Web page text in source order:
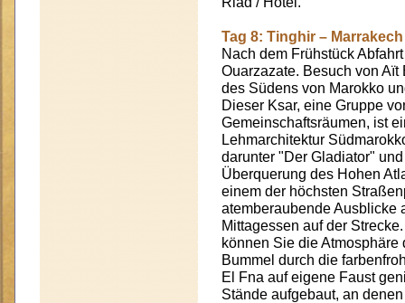
Tag 8: Tinghir – Marrakech
Nach dem Frühstück
Ouarzazate. Besuch von
des Südens von Marokko
Dieser Ksar, eine Gruppe
Gemeinschaftsräumen, ist
Lehmarchitektur
darunter "Der Gladiator"
Überquerung des Hohen
einem der höchsten
atemberaubende Ausblicke
Mittagessen auf der
können Sie die
Bummel durch die
El Fna auf eigene Faust
Stände aufgebaut, an